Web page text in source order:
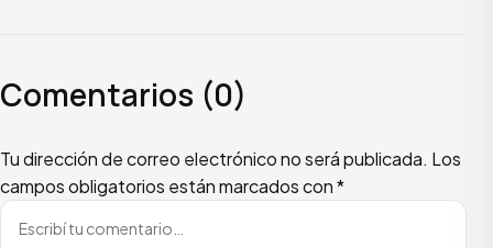
Comentarios (0)
Tu dirección de correo electrónico no será publicada. Los
campos obligatorios están marcados con*
Escribí tu comentario
Nombre
Email